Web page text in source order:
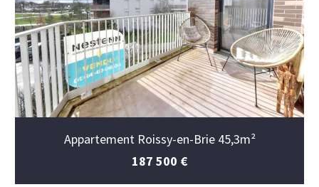
Appartement Roissy-en-Brie 45,3m²
187 500 €